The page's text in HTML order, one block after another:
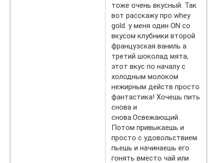
тоже очень вкусный. Так
вот расскажу про whey
gold. у меня один ON со
вкусом клубники второй
французская ваниль а
третий шоколад мята,
этот вкус по началу с
холодным молоком
нежирным действ просто
фантастика! Хочешь пить
снова и
снова.Освежающий.
Потом привыкаешь и
просто с удовольствием
пьешь и начинаешь его
гонять вместо чай или